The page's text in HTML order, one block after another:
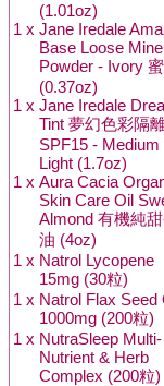
(1.01oz)
1 x Jane Iredale
Base Loose
Powder - Ivory
(0.37oz)
1 x Jane Iredale
Tint 夢幻色彩隔
SPF15 - Medium
Light (1.7oz)
1 x Aura Cacia
Skin Care Oil
Almond 有機純
油 (4oz)
1 x Natrol Lycopene
15mg (30粒)
1 x Natrol Flax Seed
1000mg (200粒)
1 x NutraSleep Multi-
Nutrient & Herb
Complex (200粒)